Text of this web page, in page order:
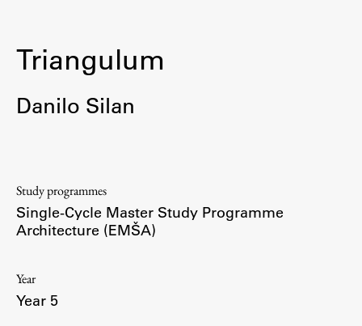
Contact the Faculty
Organization
International Cooperation
Membership in Organizations
Triangulum
Danilo Silan
Study programmes
Single-Cycle Master Study Programme
Architecture (EMŠA)
Year
Year 5